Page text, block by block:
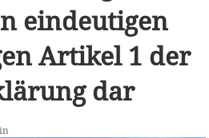
eindeutigen
Artikel 1 der
dar